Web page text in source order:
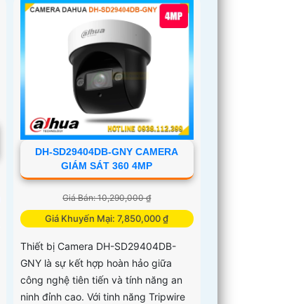
DH-SD29404DB-GNY CAMERA
GIÁM SÁT 360 4MP
Giá Bán: 10,290,000 ₫
Giá Khuyến Mại: 7,850,000 ₫
Thiết bị Camera DH-SD29404DB-
GNY là sự kết hợp hoàn hảo giữa
công nghệ tiên tiến và tính năng an
ninh đỉnh cao. Với tinh năng Tripwire